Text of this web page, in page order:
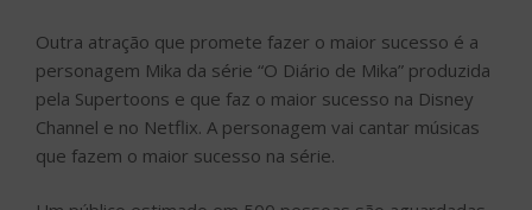
Outra atração que promete fazer o maior sucesso é a
personagem Mika da série “O Diário de Mika” produzida
pela Supertoons e que faz o maior sucesso na Disney
Channel e no Netflix. A personagem vai cantar músicas
que fazem o maior sucesso na série.